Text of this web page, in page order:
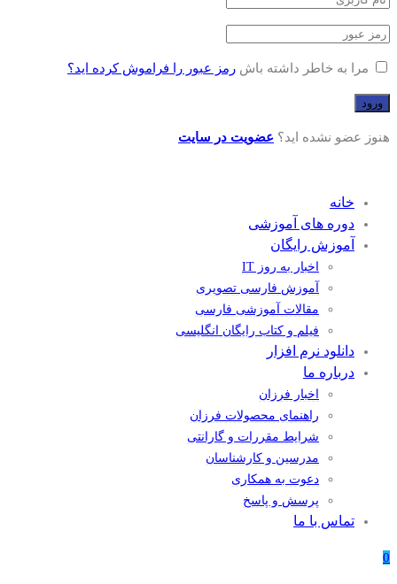
مرا به خاطر داشته باش رمز عبور را فراموش کرده اید؟
هنوز عضو نشده اید؟ عضویت در سایت
خانه
دوره های آموزشی
آموزش رایگان
اخبار به روز IT
آموزش فارسی تصویری
مقالات آموزشی فارسی
فیلم و کتاب رایگان انگلیسی
دانلود نرم افزار
درباره ما
اخبار فرزان
راهنمای محصولات فرزان
شرایط مقررات و گارانتی
مدرسین و کارشناسان
دعوت به همکاری
پرسش و پاسخ
تماس با ما
0